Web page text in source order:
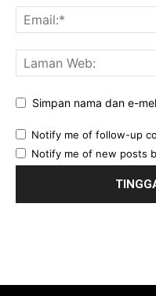
Simpan nama dan e-mel
Notify me of follow-up
Notify me of new posts